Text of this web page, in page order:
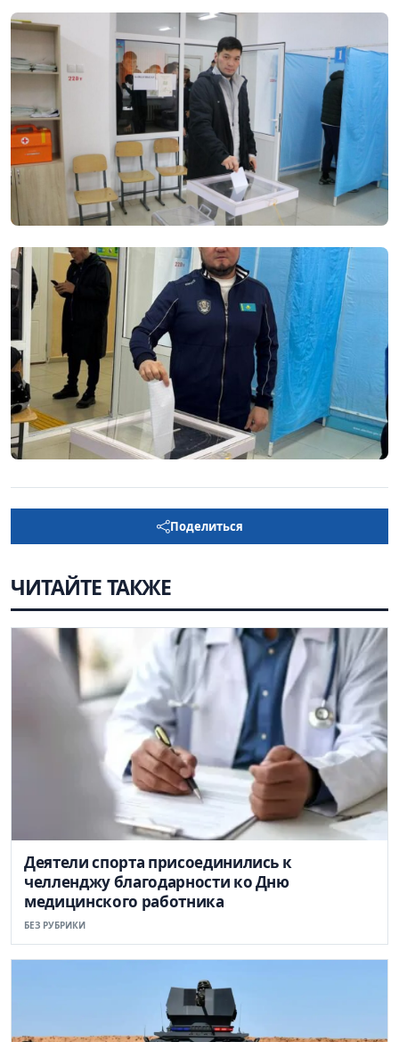
Поделиться
ЧИТАЙТЕ ТАКЖЕ
Деятели спорта присоединились к
челленджу благодарности ко Дню
медицинского работника
БЕЗ РУБРИКИ